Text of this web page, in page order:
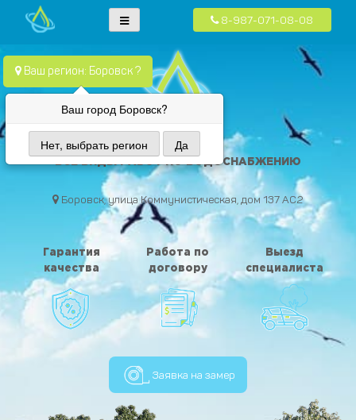
to
content
канализация.
систем водоснабжения, канализации и отопления в частных домах в
Москве и Московской области
Ваш регион: Боровск ?
Ваш город Боровск?
Нет, выбрать регион Да
8-987-071-08-08
ВОДА ПРОВОД
ВСЕ ВИДЫ РАБОТ ПО ВОДОСНАБЖЕНИЮ
Боровск, улица Коммунистическая, дом 137 АС2
Гарантия
качества
Работа по
договору
Выезд
специалиста
Заявка на замер